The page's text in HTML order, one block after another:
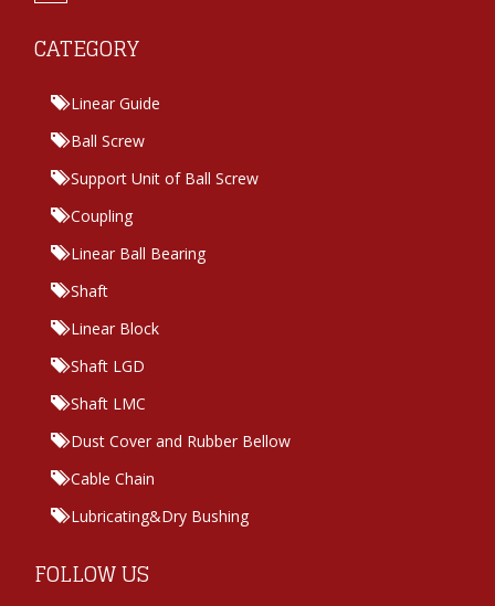
CATEGORY
Linear Guide
Ball Screw
Support Unit of Ball Screw
Coupling
Linear Ball Bearing
Shaft
Linear Block
Shaft LGD
Shaft LMC
Dust Cover and Rubber Bellow
Cable Chain
Lubricating&Dry Bushing
FOLLOW US